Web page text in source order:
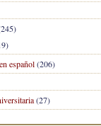
español(206)
(27)